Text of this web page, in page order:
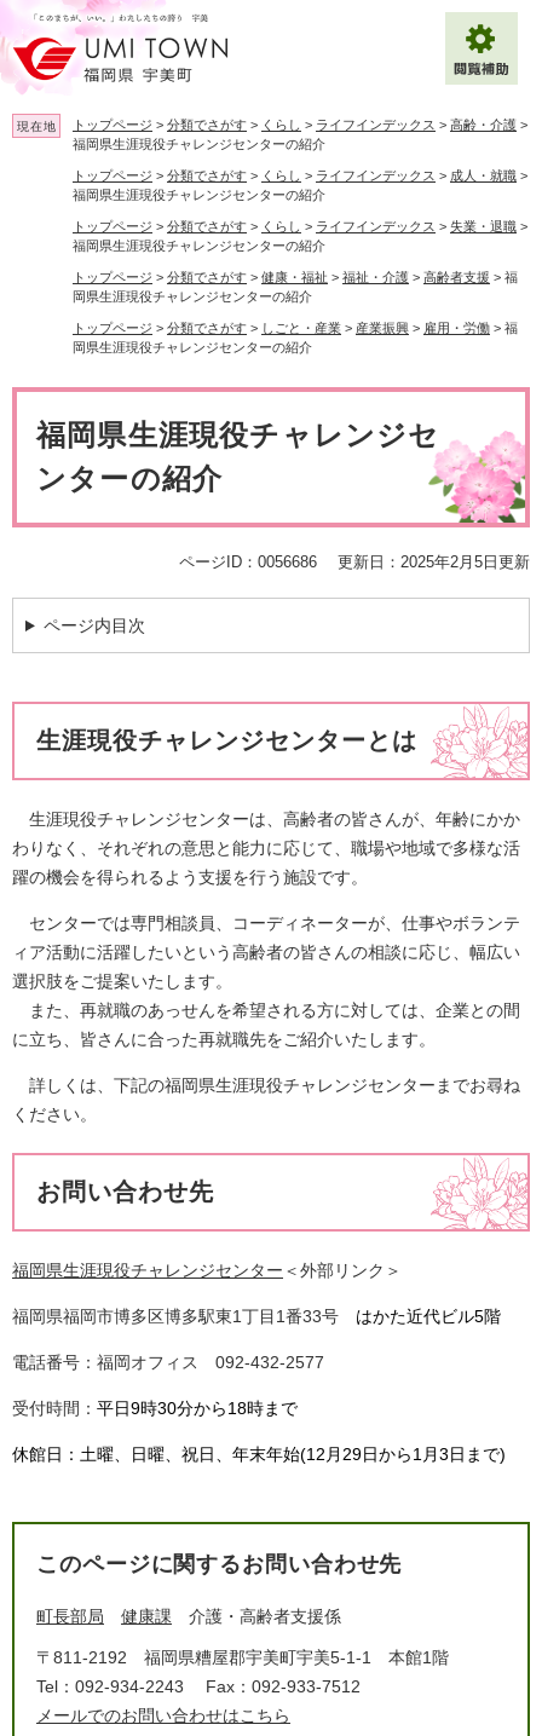
ー
ジ
の
先
頭
ニ
ュ
ー
を
飛
文字サイズ 標準 拡大
背景色変更 白 黒 青
Multilingual（English・中文・한글）
現在地 トップページ > 分類でさがす > くらし > ライフインデックス > 高齢・介護 >
福岡県生涯現役チャレンジセンターの紹介
トップページ > 分類でさがす > くらし > ライフインデックス > 成人・就職 >
福岡県生涯現役チャレンジセンターの紹介
トップページ > 分類でさがす > くらし > ライフインデックス > 失業・退職 >
福岡県生涯現役チャレンジセンターの紹介
トップページ > 分類でさがす > 健康・福祉 > 福祉・介護 > 高齢者支援 > 福
岡県生涯現役チャレンジセンターの紹介
トップページ > 分類でさがす > しごと・産業 > 産業振興 > 雇用・労働 > 福
岡県生涯現役チャレンジセンターの紹介
福岡県生涯現役チャレンジセ
ンターの紹介
ページID：0056686 更新日：2025年2月5日更新
ページ内目次
生涯現役チャレンジセンターとは
生涯現役チャレンジセンターは、高齢者の皆さんが、年齢にかか
わりなく、それぞれの意思と能力に応じて、職場や地域で多様な活
躍の機会を得られるよう支援を行う施設です。
センターでは専門相談員、コーディネーターが、仕事やボランテ
ィア活動に活躍したいという高齢者の皆さんの相談に応じ、幅広い
選択肢をご提案いたします。
また、再就職のあっせんを希望される方に対しては、企業との間
に立ち、皆さんに合った再就職先をご紹介いたします。
詳しくは、下記の福岡県生涯現役チャレンジセンターまでお尋ね
ください。
お問い合わせ先
福岡県生涯現役チャレンジセンター ＜外部リンク＞
福岡県福岡市博多区博多駅東1丁目1番33号 はかた近代ビル5階
電話番号：福岡オフィス​ 092-432-2577
受付時間： 平日9時30分から18時まで
​休館日：土曜、日曜、祝日、年末年始(12月29日から1月3日まで)
このページに関するお問い合わせ先
町長部局 健康課 介護・高齢者支援係
〒811-2192
福岡県糟屋郡宇美町宇美5-1-1 本館1階
Tel：092-934-2243
Fax：092-933-7512
メールでのお問い合わせはこちら